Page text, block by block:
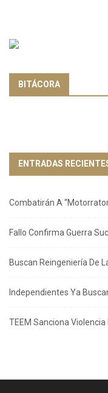
BITÁCORA
ENTRADAS
Combatirán A
Fallo Confirma Guerra
Buscan Reingeniería De
Independientes Ya
TEEM Sanciona